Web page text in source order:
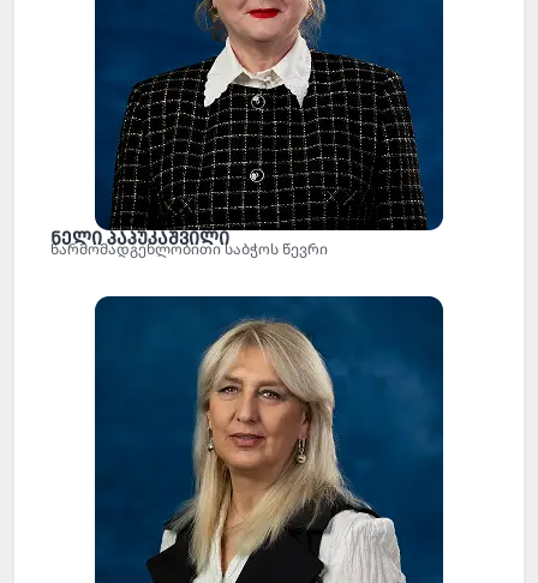
ნელი პაპუკაშვილი
წარმომადგენლობითი საბჭოს წევრი